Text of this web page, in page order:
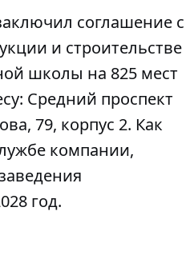
соглашение с
и строительстве
школы на 825 мест
Средний проспект
79, корпус 2. Как
компании,
год.